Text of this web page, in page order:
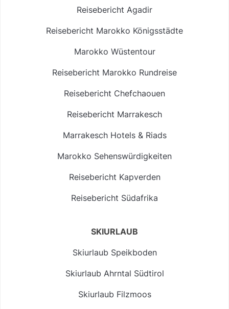
Reisebericht Agadir
Reisebericht Marokko Königsstädte
Marokko Wüstentour
Reisebericht Marokko Rundreise
Reisebericht Chefchaouen
Reisebericht Marrakesch
Marrakesch Hotels & Riads
Marokko Sehenswürdigkeiten
Reisebericht Kapverden
Reisebericht Südafrika
SKIURLAUB
Skiurlaub Speikboden
Skiurlaub Ahrntal Südtirol
Skiurlaub Filzmoos